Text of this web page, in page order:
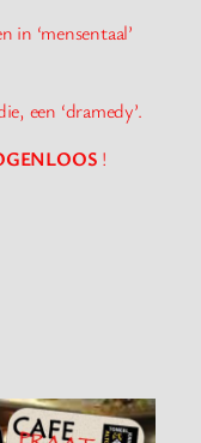
‘mensentaal’
een ‘dramedy’.
!